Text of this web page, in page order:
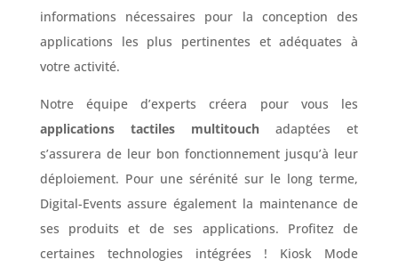
informations nécessaires pour la conception des
applications les plus pertinentes et adéquates à
votre activité.
Notre équipe d’experts créera pour vous les
applications tactiles multitouch adaptées et
s’assurera de leur bon fonctionnement jusqu’à leur
déploiement. Pour une sérénité sur le long terme,
Digital-Events assure également la maintenance de
ses produits et de ses applications. Profitez de
certaines technologies intégrées ! Kiosk Mode